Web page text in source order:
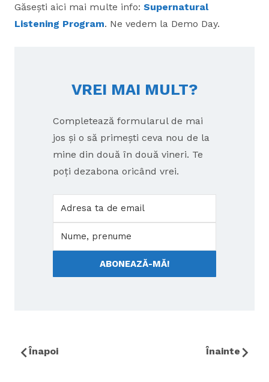
Găsești aici mai multe info: Supernatural
Listening Program. Ne vedem la Demo Day.
VREI MAI MULT?
Completează formularul de mai
jos și o să primești ceva nou de la
mine din două în două vineri. Te
poți dezabona oricând vrei.
ABONEAZĂ-MĂ!
Înapoi Înainte